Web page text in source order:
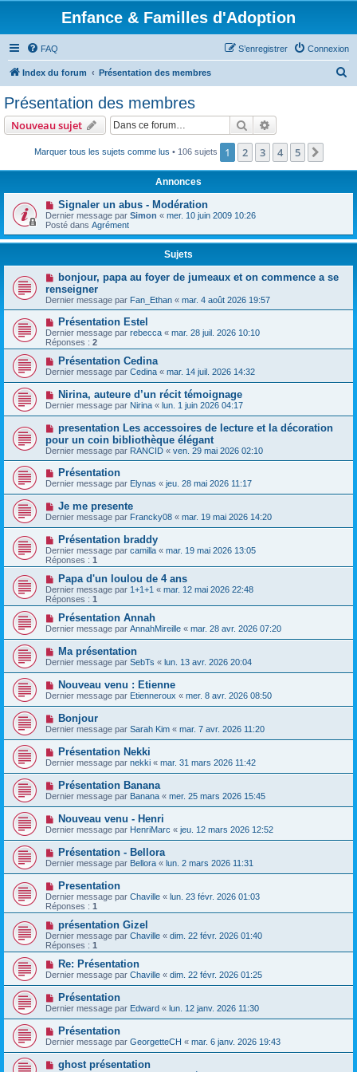
Enfance & Familles d'Adoption
FAQ Connexion
S’enregistrer
Index du forum Présentation des membres
r
Présentation des membres
Nouveau sujet Rechercher
Marquer tous les sujets comme lus • 106 sujets 1 2 3 4 5
Annonces
Signaler un abus - Modération
Dernier message par Simon « mer. 10 juin 2009 10:26
Posté dans Agrément
Sujets
bonjour, papa au foyer de jumeaux et on commence a se
renseigner
Dernier message par Fan_Ethan « mar. 4 août 2026 19:57
Présentation Estel
Dernier message par rebecca « mar. 28 juil. 2026 10:10
Réponses : 2
Présentation Cedina
Dernier message par Cedina « mar. 14 juil. 2026 14:32
Nirina, auteure d’un récit témoignage
Dernier message par Nirina « lun. 1 juin 2026 04:17
presentation Les accessoires de lecture et la décoration
pour un coin bibliothèque élégant
Dernier message par RANCID « ven. 29 mai 2026 02:10
Présentation
Dernier message par Elynas « jeu. 28 mai 2026 11:17
Je me presente
Dernier message par Francky08 « mar. 19 mai 2026 14:20
Présentation braddy
Dernier message par camilla « mar. 19 mai 2026 13:05
Réponses : 1
Papa d'un loulou de 4 ans
Dernier message par 1+1+1 « mar. 12 mai 2026 22:48
Réponses : 1
Présentation Annah
Dernier message par AnnahMireille « mar. 28 avr. 2026 07:20
Ma présentation
Dernier message par SebTs « lun. 13 avr. 2026 20:04
Nouveau venu : Etienne
Dernier message par Etienneroux « mer. 8 avr. 2026 08:50
Bonjour
Dernier message par Sarah Kim « mar. 7 avr. 2026 11:20
Présentation Nekki
Dernier message par nekki « mar. 31 mars 2026 11:42
Présentation Banana
Dernier message par Banana « mer. 25 mars 2026 15:45
Nouveau venu - Henri
Dernier message par HenriMarc « jeu. 12 mars 2026 12:52
Présentation - Bellora
Dernier message par Bellora « lun. 2 mars 2026 11:31
Presentation
Dernier message par Chaville « lun. 23 févr. 2026 01:03
Réponses : 1
présentation Gizel
Dernier message par Chaville « dim. 22 févr. 2026 01:40
Réponses : 1
Re: Présentation
Dernier message par Chaville « dim. 22 févr. 2026 01:25
Présentation
Dernier message par Edward « lun. 12 janv. 2026 11:30
Présentation
Dernier message par GeorgetteCH « mar. 6 janv. 2026 19:43
ghost présentation